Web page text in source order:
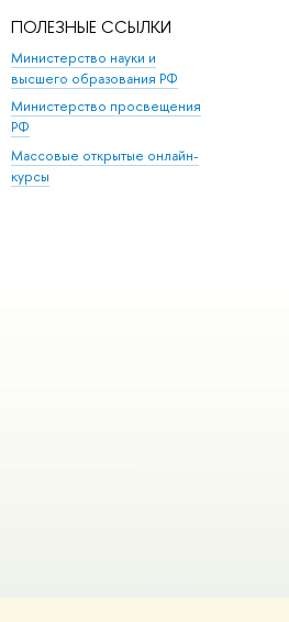
ПОЛЕЗНЫЕ ССЫЛКИ
Министерство науки и
высшего образования РФ
Министерство просвещения
РФ
Массовые открытые онлайн-
курсы